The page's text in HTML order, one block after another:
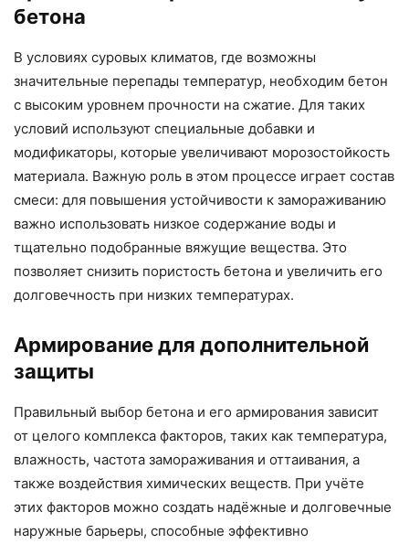
бетона
В условиях суровых климатов, где возможны
значительные перепады температур, необходим бетон
с высоким уровнем прочности на сжатие. Для таких
условий используют специальные добавки и
модификаторы, которые увеличивают морозостойкость
материала. Важную роль в этом процессе играет состав
смеси: для повышения устойчивости к замораживанию
важно использовать низкое содержание воды и
тщательно подобранные вяжущие вещества. Это
позволяет снизить пористость бетона и увеличить его
долговечность при низких температурах.
Армирование для дополнительной
защиты
Правильный выбор бетона и его армирования зависит
от целого комплекса факторов, таких как температура,
влажность, частота замораживания и оттаивания, а
также воздействия химических веществ. При учёте
этих факторов можно создать надёжные и долговечные
наружные барьеры, способные эффективно